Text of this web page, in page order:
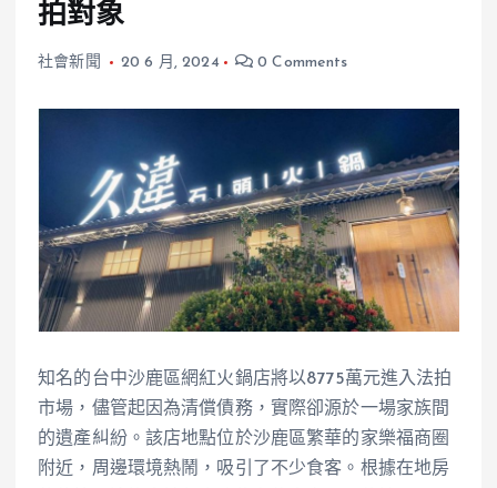
拍對象
社會新聞 20 6 月, 2024 0 Comments
知名的台中沙鹿區網紅火鍋店將以8775萬元進入法拍
市場，儘管起因為清償債務，實際卻源於一場家族間
的遺產糾紛。該店地點位於沙鹿區繁華的家樂福商圈
附近，周邊環境熱鬧，吸引了不少食客。根據在地房